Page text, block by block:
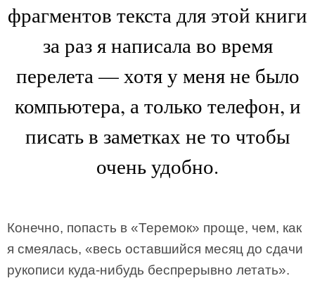
фрагментов текста для этой книги
за раз я написала во время
перелета — хотя у меня не было
компьютера, а только телефон, и
писать в заметках не то чтобы
очень удобно.
Конечно, попасть в «Теремок» проще, чем, как
я смеялась, «весь оставшийся месяц до сдачи
рукописи куда-нибудь беспрерывно летать».